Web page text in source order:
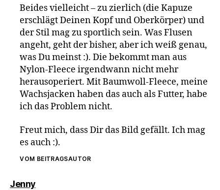
Beides vielleicht – zu zierlich (die Kapuze
erschlägt Deinen Kopf und Oberkörper) und
der Stil mag zu sportlich sein. Was Flusen
angeht, geht der bisher, aber ich weiß genau,
was Du meinst :). Die bekommt man aus
Nylon-Fleece irgendwann nicht mehr
herausoperiert. Mit Baumwoll-Fleece, meine
Wachsjacken haben das auch als Futter, habe
ich das Problem nicht.
Freut mich, dass Dir das Bild gefällt. Ich mag
es auch :).
VOM BEITRAGSAUTOR
Jennysagt: